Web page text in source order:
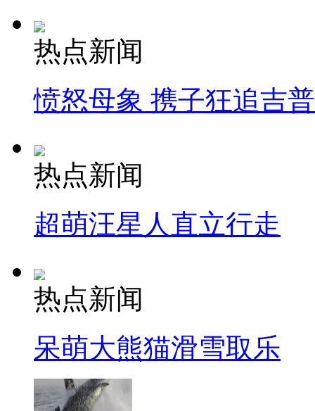
热点新闻
愤怒母象 携子狂追吉
热点新闻
超萌汪星人直立行走
热点新闻
呆萌大熊猫滑雪取乐